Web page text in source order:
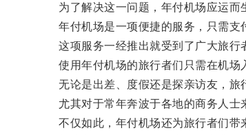
为了解决这一问题，年付机场应运而
年付机场是一项便捷的服务，只需支
这项服务一经推出就受到了广大旅行
使用年付机场的旅行者们只需在机场
无论是出差、度假还是探亲访友，旅
尤其对于常年奔波于各地的商务人士
不仅如此，年付机场还为旅行者们带